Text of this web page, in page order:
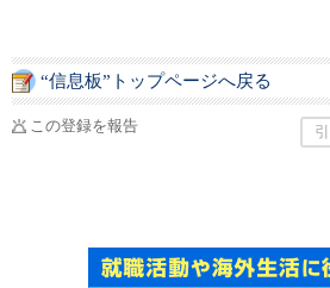
“信息板”トップページへ戻る
この登録を報告